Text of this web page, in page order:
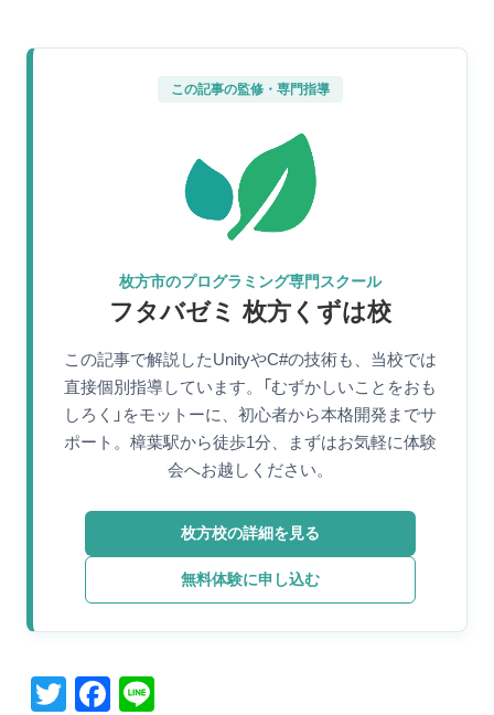
この記事の監修・専門指導
枚方市のプログラミング専門スクール
フタバゼミ 枚方くずは校
この記事で解説したUnityやC#の技術も、当校では
直接個別指導しています。「むずかしいことをおも
しろく」をモットーに、初心者から本格開発までサ
ポート。樟葉駅から徒歩1分、まずはお気軽に体験
会へお越しください。
枚方校の詳細を見る
無料体験に申し込む
T
F